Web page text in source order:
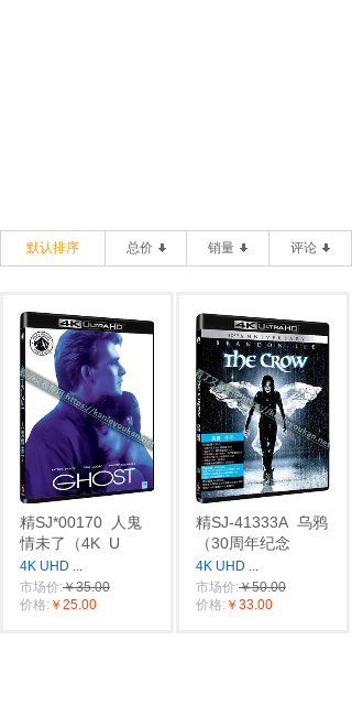
默认排序 总价 销量 评论
精SJ*00170
人鬼
情未了（4K U
4K UHD ...
市场价:￥35.00
价格: ￥25.00
精SJ-41333A 乌鸦
（30周年纪念
4K UHD ...
市场价:￥50.00
价格: ￥33.00